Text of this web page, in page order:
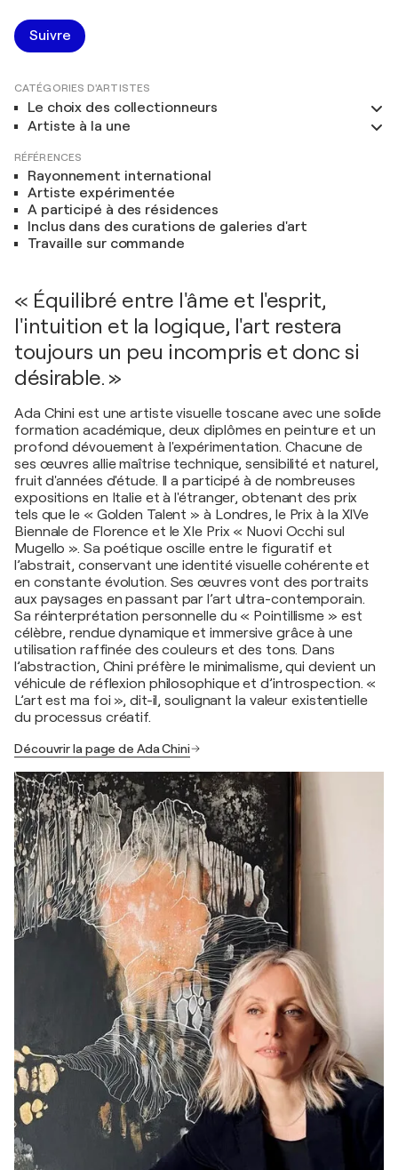
Suivre
CATÉGORIES D'ARTISTES
Le choix des collectionneurs
Artiste à la une
RÉFÉRENCES
Rayonnement international
Artiste expérimentée
A participé à des résidences
Inclus dans des curations de galeries d'art
Travaille sur commande
« Équilibré entre l'âme et l'esprit,
l'intuition et la logique, l'art restera
toujours un peu incompris et donc si
désirable. »
Ada Chini est une artiste visuelle toscane avec une solide
formation académique, deux diplômes en peinture et un
profond dévouement à l'expérimentation. Chacune de
ses œuvres allie maîtrise technique, sensibilité et naturel,
fruit d'années d'étude. Il a participé à de nombreuses
expositions en Italie et à l'étranger, obtenant des prix
tels que le « Golden Talent » à Londres, le Prix à la XIVe
Biennale de Florence et le XIe Prix « Nuovi Occhi sul
Mugello ». Sa poétique oscille entre le figuratif et
l’abstrait, conservant une identité visuelle cohérente et
en constante évolution. Ses œuvres vont des portraits
aux paysages en passant par l’art ultra-contemporain.
Sa réinterprétation personnelle du « Pointillisme » est
célèbre, rendue dynamique et immersive grâce à une
utilisation raffinée des couleurs et des tons. Dans
l’abstraction, Chini préfère le minimalisme, qui devient un
véhicule de réflexion philosophique et d’introspection. «
L’art est ma foi », dit-il, soulignant la valeur existentielle
du processus créatif.
Découvrir la page de Ada Chini